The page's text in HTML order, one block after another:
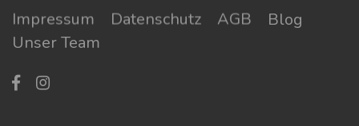
Impressum Datenschutz AGB
Blog
Unser Team